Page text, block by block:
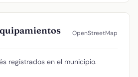
OpenStreetMap
registrados en el municipio.